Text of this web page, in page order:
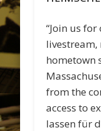
“Join us for
hometown
from the
access to
lassen für